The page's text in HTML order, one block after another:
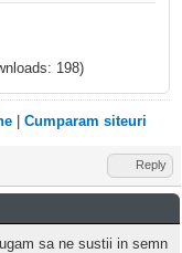
198)
| Cumparam siteuri
Reply
sa ne sustii in semn